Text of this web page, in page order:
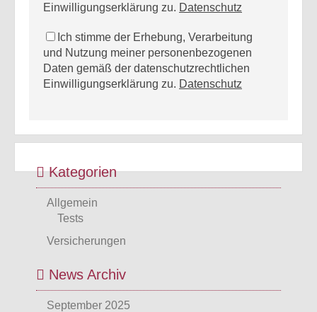
Einwilligungserklärung zu. Datenschutz
Ich stimme der Erhebung, Verarbeitung
und Nutzung meiner personenbezogenen
Daten gemäß der datenschutzrechtlichen
Einwilligungserklärung zu. Datenschutz
Kategorien
Allgemein
Tests
Versicherungen
News Archiv
September 2025